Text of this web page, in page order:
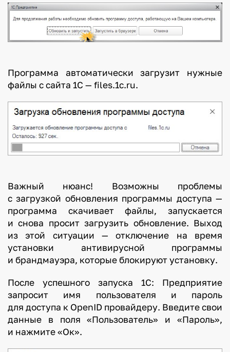
Программа автоматически загрузит нужные
файлы с сайта 1С — files.1c.ru.
Важный нюанс! Возможны проблемы
с загрузкой обновления программы доступа —
программа скачивает файлы, запускается
и снова просит загрузить обновление. Выход
из этой ситуации — отключение на время
установки антивирусной программы
и брандмауэра, которые блокируют установку.
После успешного запуска 1С: Предприятие
запросит имя пользователя и пароль
для доступа к OpenID провайдеру. Введите свои
данные в поля «Пользователь» и «Пароль»,
и нажмите «Ок».